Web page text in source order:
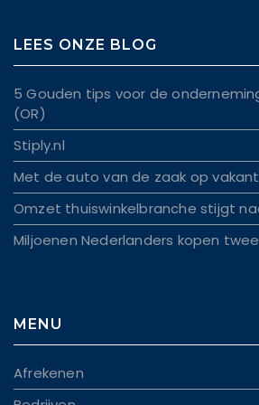
LEES ONZE BLOG
5 Gouden tips voor de
(OR)
Stiply.nl
Met de auto van de zaak op
Omzet thuiswinkelbranche stijgt
Miljoenen Nederlanders kopen
MENU
Afrekenen